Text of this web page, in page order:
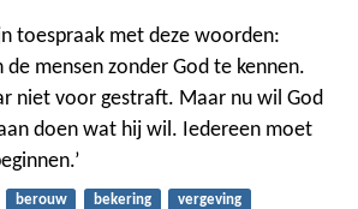
toespraak met deze woorden:
de mensen zonder God te kennen.
niet voor gestraft. Maar nu wil God
doen wat hij wil. Iedereen moet
berouw bekering vergeving